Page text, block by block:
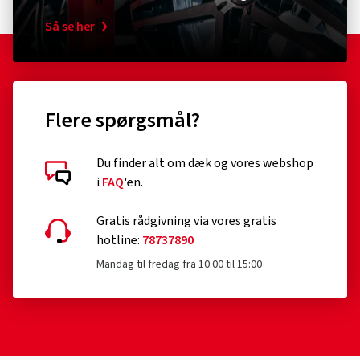
Kundebedømmelser i detaljer
Så se her
Flere spørgsmål?
Du finder alt om dæk og vores webshop
iFAQ'en.
Gratis rådgivning via vores gratis
hotline: 78737890
Mandag til fredag fra 10:00 til 15:00